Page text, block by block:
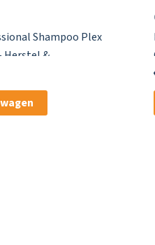
Shampoo Plex
Herstel &